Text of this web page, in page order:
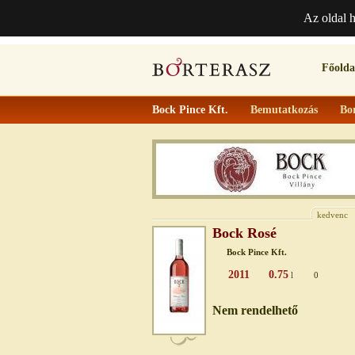
Az oldal
Bock Pince Kft. Bemutatkozás
kedvenc
Bock Rosé
Bock Pince Kft.
2011 0.75 l 0
Nem rendelhető